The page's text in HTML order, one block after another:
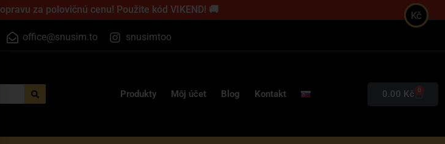
za polovičnú cenu! Použite kód VIKEND! 🚚
office@snusim.to snusimtoo
Produkty Môj účet Blog Kontakt 0.00 Kč 0
Kč